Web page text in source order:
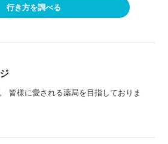
行き方を調べる
皆様に愛される薬局を目指しておりま